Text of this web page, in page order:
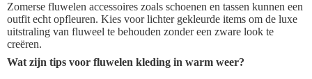
Zomerse fluwelen accessoires zoals schoenen en tassen kunnen een
outfit echt opfleuren. Kies voor lichter gekleurde items om de luxe
uitstraling van fluweel te behouden zonder een zware look te
creëren.
Wat zijn tips voor fluwelen kleding in warm weer?